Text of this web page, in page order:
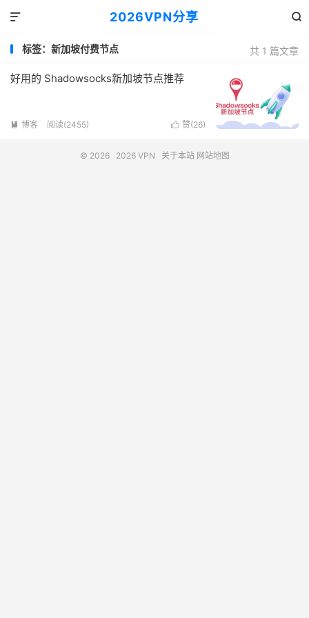
2026VPN分享 

共 1 篇文章
标签：新加坡付费节点
好用的 Shadowsocks新加坡节点推荐
 赞(26)
 博客 阅读(2455)
© 2026 2026 VPN 关于本站 网站地图